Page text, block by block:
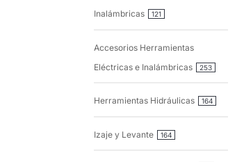
Inalámbricas
121
Accesorios Herramientas
Eléctricas e Inalámbricas
253
Herramientas Hidráulicas 164
Izaje y Levante 164